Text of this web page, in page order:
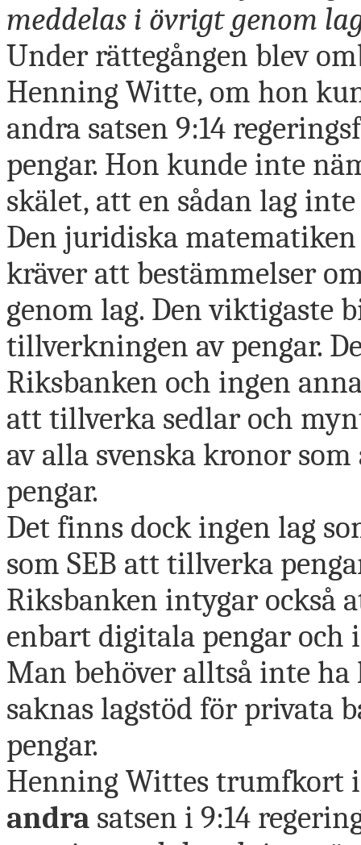
meddelas i övrigt genom
Under rättegången blev
Henning Witte, om hon
andra satsen 9:14
pengar. Hon kunde inte
skälet, att en sådan lag
Den juridiska matematiken
kräver att bestämmelser
genom lag. Den viktigaste
tillverkningen av pengar.
Riksbanken och ingen
att tillverka sedlar och
av alla svenska kronor
pengar.
Det finns dock ingen lag
som SEB att tillverka
Riksbanken intygar också
enbart digitala pengar och
Man behöver alltså inte
saknas lagstöd för privata
pengar.
Henning Wittes trumfkort
andra satsen i 9:14